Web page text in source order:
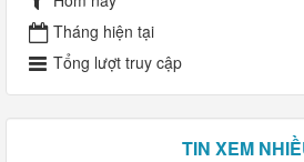
Tháng hiện tại
Tổng lượt truy cập
TIN XEM